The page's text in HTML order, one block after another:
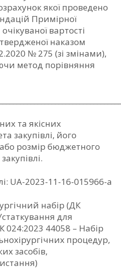
якої проведено
Примірної
вартості
наказом
№ 275 (зі змінами),
метод порівняння
та якісних
закупівлі, його
розмір бюджетного
UA-2023-11-16-015966-a
набір (ДК
для
024:2023 44058 – Набір
процедур,
засобів,